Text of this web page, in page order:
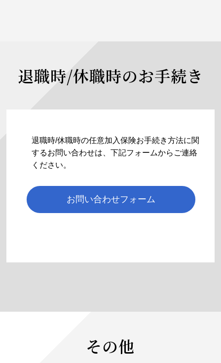
退職時/休職時のお手続き
退職時/休職時の任意加入保険お手続き方法に関
するお問い合わせは、下記フォームからご連絡
ください。
お問い合わせフォーム
その他